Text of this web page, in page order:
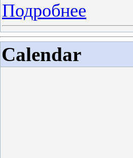
Подробнее
Calendar